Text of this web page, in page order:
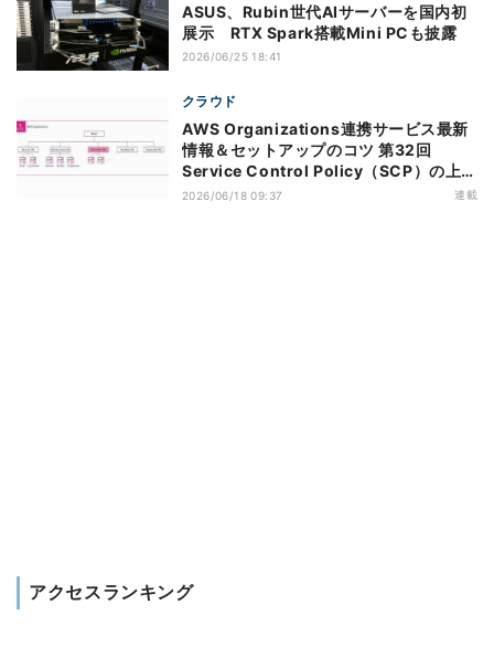
ASUS、Rubin世代AIサーバーを国内初
展示 RTX Spark搭載Mini PCも披露
2026/06/25 18:41
クラウド
AWS Organizations連携サービス最新
情報＆セットアップのコツ 第32回
Service Control Policy（SCP）の上限
緩和のアップデートがもたらすメリット
2026/06/18 09:37 連載
アクセスランキング